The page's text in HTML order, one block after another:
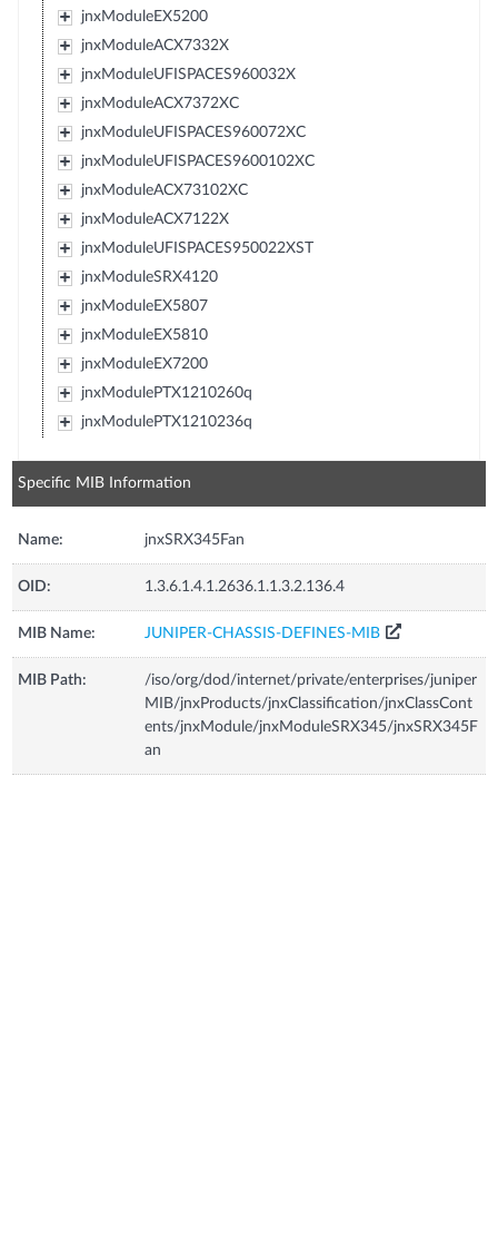
jnxModuleEX5200
jnxModuleACX7332X
jnxModuleUFISPACES960032X
jnxModuleACX7372XC
jnxModuleUFISPACES960072XC
jnxModuleUFISPACES9600102XC
jnxModuleACX73102XC
jnxModuleACX7122X
jnxModuleUFISPACES950022XST
jnxModuleSRX4120
jnxModuleEX5807
jnxModuleEX5810
jnxModuleEX7200
jnxModulePTX1210260q
jnxModulePTX1210236q
Specific MIB Information
Name: jnxSRX345Fan
OID: 1.3.6.1.4.1.2636.1.1.3.2.136.4
MIB Name: JUNIPER-CHASSIS-DEFINES-MIB
MIB Path:
/iso/org/dod/internet/private/enterprises/juniper
MIB/jnxProducts/jnxClassification/jnxClassCont
ents/jnxModule/jnxModuleSRX345/jnxSRX345F
an